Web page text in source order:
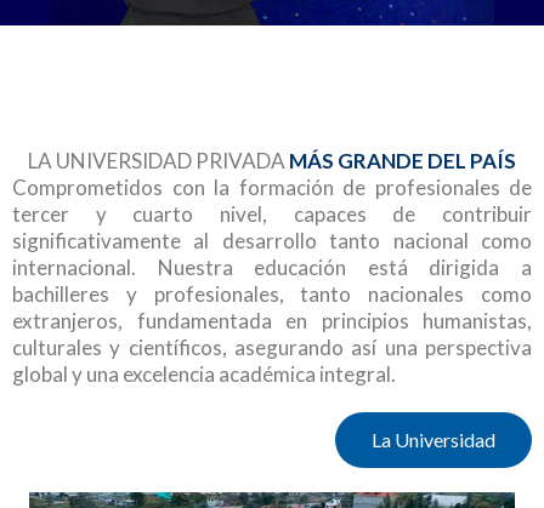
LA UNIVERSIDAD PRIVADAMÁS GRANDE DEL PAÍS
Comprometidos con la formación de profesionales de
tercer y cuarto nivel, capaces de contribuir
significativamente al desarrollo tanto nacional como
internacional. Nuestra educación está dirigida a
bachilleres y profesionales, tanto nacionales como
extranjeros, fundamentada en principios humanistas,
culturales y científicos, asegurando así una perspectiva
global y una excelencia académica integral.
La Universidad